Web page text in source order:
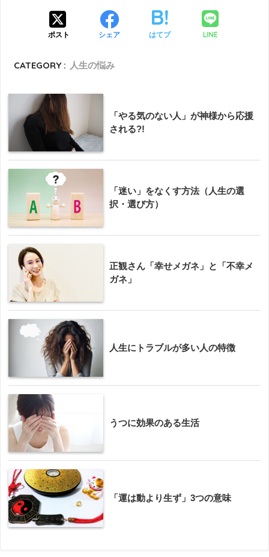
ポスト シェア はてブ LINE
CATEGORY : 人生の悩み
「やる気のない人」が神様から応援
される?!
「迷い」をなくす方法（人生の選
択・選び方）
正観さん「幸せメガネ」と「不幸メ
ガネ」
人生にトラブルが多い人の特徴
うつに効果のある生活
「運は動より生ず」3つの意味